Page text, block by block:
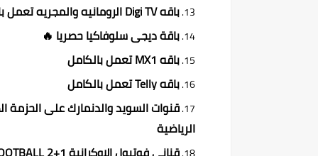
باقه Digi TV الرومانيه والمجريه تعمل بالكامل
باقة ديجى سلوفاكيا حصريا 🔥
باقه MX1 تعمل بالكامل
باقه Telly تعمل بالكامل
الرياضية